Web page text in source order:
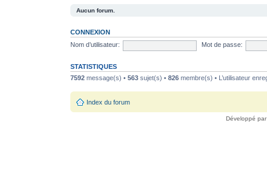
Aucun forum.
CONNEXION
Nom d’utilisateur:
Mot de passe:
STATISTIQUES
7592 message(s) • 563 sujet(s) • 826 membre(s) • L’utilisateur
Index du forum
Développé